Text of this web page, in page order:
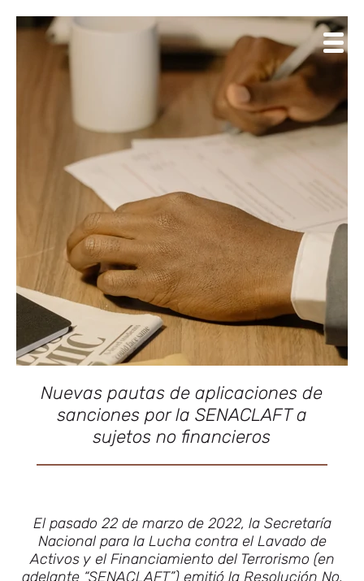
Nuevas pautas de aplicaciones de
sanciones por la SENACLAFT a
sujetos no financieros
El pasado 22 de marzo de 2022, la Secretaría
Nacional para la Lucha contra el Lavado de
Activos y el Financiamiento del Terrorismo (en
adelante “SENACLAFT”) emitió la Resolución No.